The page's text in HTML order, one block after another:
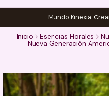
Mundo Kinexia:
Inicio Esencias Florales
Nueva Generación